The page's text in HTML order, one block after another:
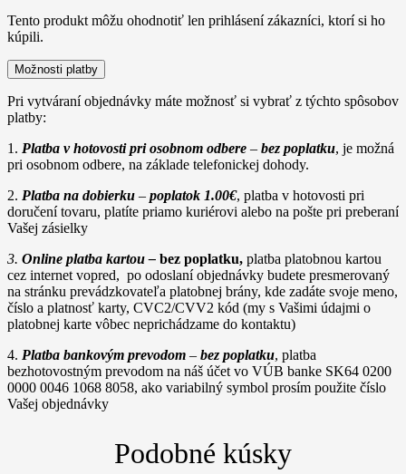
Tento produkt môžu ohodnotiť len prihlásení zákazníci, ktorí si ho
kúpili.
Možnosti platby
Pri vytváraní objednávky máte možnosť si vybrať z týchto spôsobov
platby:
1. Platba v hotovosti pri osobnom odbere – bez poplatku, je možná
pri osobnom odbere, na základe telefonickej dohody.
2. Platba na dobierku – poplatok 1.00€, platba v hotovosti pri
doručení tovaru, platíte priamo kuriérovi alebo na pošte pri preberaní
Vašej zásielky
3. Online platba kartou – bez poplatku, platba platobnou kartou
cez internet vopred, po odoslaní objednávky budete presmerovaný
na stránku prevádzkovateľa platobnej brány, kde zadáte svoje meno,
číslo a platnosť karty, CVC2/CVV2 kód (my s Vašimi údajmi o
platobnej karte vôbec neprichádzame do kontaktu)
4. Platba bankovým prevodom – bez poplatku, platba
bezhotovostným prevodom na náš účet vo VÚB banke SK64 0200
0000 0046 1068 8058, ako variabilný symbol prosím použite číslo
Vašej objednávky
Podobné kúsky